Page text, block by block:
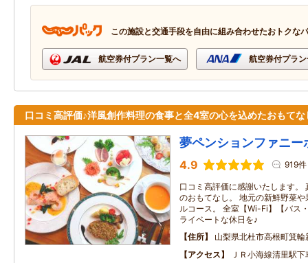
この施設と交通手段を自由に組み合わせたおトクな
航空券付プラン一覧へ 航空券付プラ
口コミ高評価♪洋風創作料理の食事と全4室の心を込めたおもてな
夢ペンションファニー
4.9 919件
口コミ高評価に感謝いたします。
のおもてなし。 地元の新鮮野菜
ルコース。 全室【Wi-Fi】【バス
ライベートな休日を♪
住所
山梨県北杜市高根町箕輪
アクセス
ＪＲ小海線清里駅